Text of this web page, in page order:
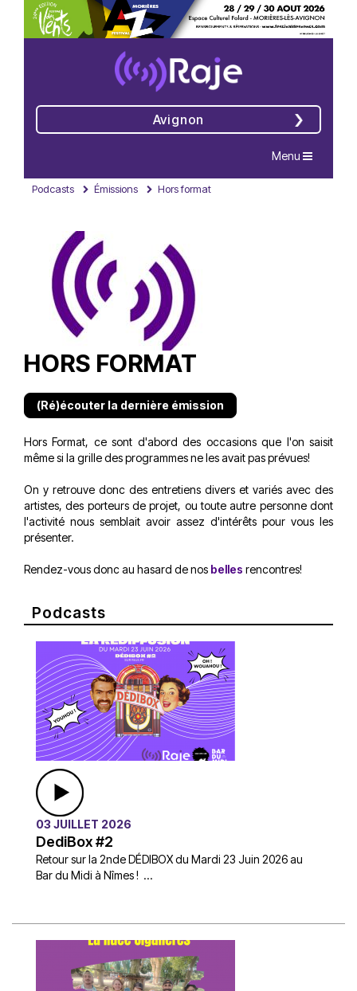
Avignon
Navigation
Menu
Podcasts Émissions Hors format
HORS FORMAT
(Ré)écouter la dernière émission
Hors Format, ce sont d'abord des occasions que l'on saisit
même si la grille des programmes ne les avait pas prévues!
On y retrouve donc des entretiens divers et variés avec des
artistes, des porteurs de projet, ou toute autre personne dont
l'activité nous semblait avoir assez d'intérêts pour vous les
présenter.
Rendez-vous donc au hasard de nos belles rencontres!
Podcasts
03 JUILLET 2026
DediBox #2
Retour sur la 2nde DÉDIBOX du Mardi 23 Juin 2026 au
Bar du Midi à Nîmes ! ...